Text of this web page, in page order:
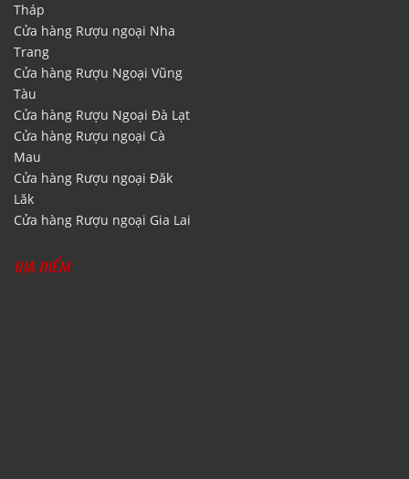
Tháp
Cửa hàng Rượu ngoại Nha
Trang
Cửa hàng Rượu Ngoại Vũng
Tàu
Cửa hàng Rượu Ngoại Đà Lạt
Cửa hàng Rượu ngoại Cà
Mau
Cửa hàng Rượu ngoại Đăk
Lăk
Cửa hàng Rượu ngoại Gia Lai
ĐỊA ĐIỂM